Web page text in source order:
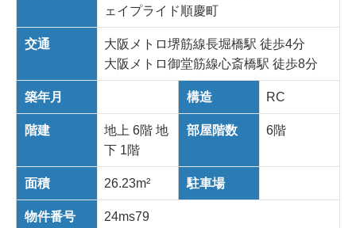
ェイプライド順慶町
交通
大阪メトロ堺筋線長堀橋駅 徒歩4分
大阪メトロ御堂筋線心斎橋駅 徒歩8分
築年月 構造 RC
階建
地上 6階 地
下 1階
部屋階数 6階
面積 26.23m² 駐車場
物件番号 24ms79